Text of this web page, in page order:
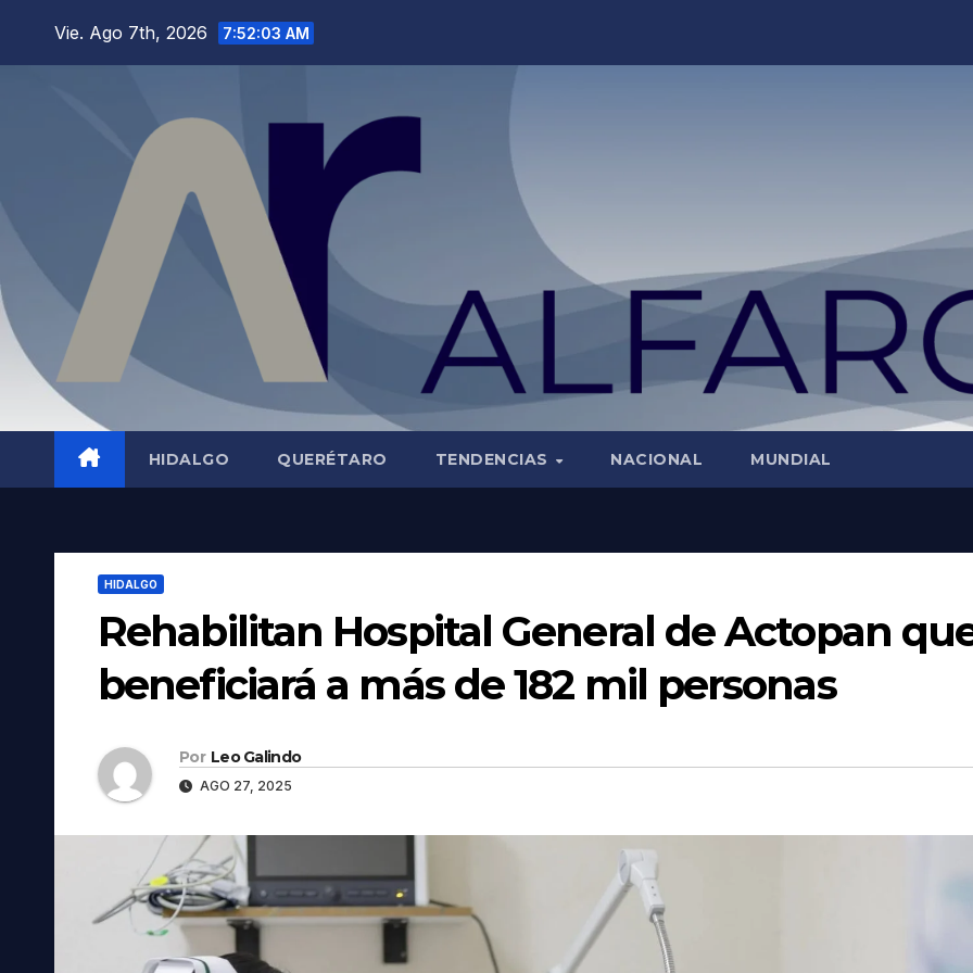
Vie. Ago 7th, 2026 7:52:05 AM
HIDALGO QUERÉTARO TENDENCIAS NACIONAL MUNDIAL
HIDALGO
Rehabilitan Hospital General de Actopan
beneficiará a más de 182 mil personas
Por Leo Galindo
AGO 27, 2025